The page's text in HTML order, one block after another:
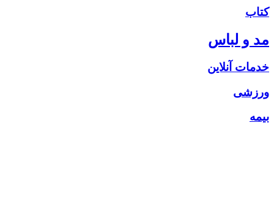
کتاب
مد و لباس
خدمات آنلاین
ورزشی
بیمه